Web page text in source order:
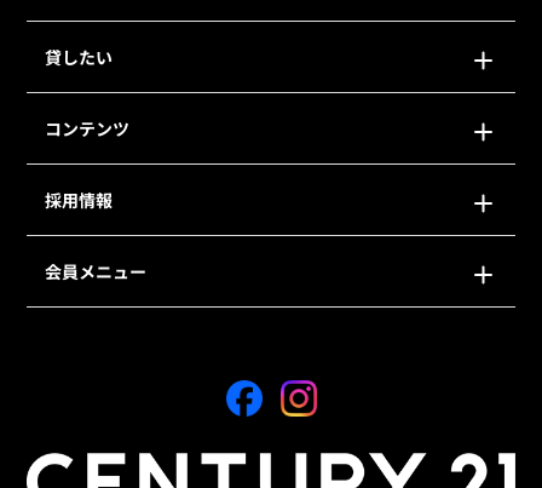
貸したい
コンテンツ
採用情報
会員メニュー